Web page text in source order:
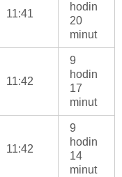
11:41
hodin
20
minut
11:42
9
hodin
17
minut
11:42
9
hodin
14
minut